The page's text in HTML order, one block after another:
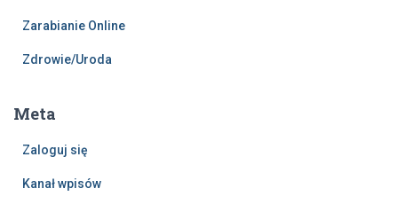
Zarabianie Online
Zdrowie/Uroda
Meta
Zaloguj się
Kanał wpisów